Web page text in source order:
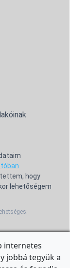
hogy
lehetőségem
internetes
jobbá tegyük a